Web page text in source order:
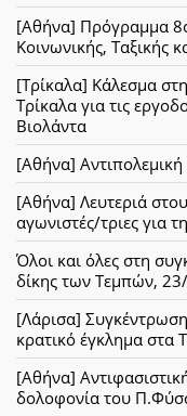
[Αθήνα] Πρόγραμμα
Κοινωνικής, Ταξικής
[Τρίκαλα] Κάλεσμα
Τρίκαλα για τις
Βιολάντα
[Αθήνα]
[Αθήνα] Λευτεριά
αγωνιστές/τριες για
Όλοι και όλες στη
δίκης των Τεμπών,
[Λάρισα]
κρατικό έγκλημα στα
[Αθήνα]
δολοφονία του